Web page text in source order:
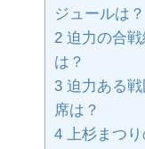
ジュールは？
2 迫力の合
は？
3 迫力ある
席は？
4 上杉まつ